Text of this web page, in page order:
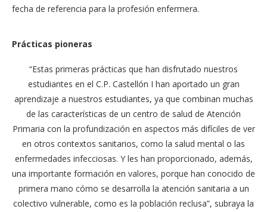
fecha de referencia para la profesión enfermera.
Prácticas pioneras
“Estas primeras prácticas que han disfrutado nuestros
estudiantes en el C.P. Castellón I han aportado un gran
aprendizaje a nuestros estudiantes, ya que combinan muchas
de las características de un centro de salud de Atención
Primaria con la profundización en aspectos más difíciles de ver
en otros contextos sanitarios, como la salud mental o las
enfermedades infecciosas. Y les han proporcionado, además,
una importante formación en valores, porque han conocido de
primera mano cómo se desarrolla la atención sanitaria a un
colectivo vulnerable, como es la población reclusa”, subraya la